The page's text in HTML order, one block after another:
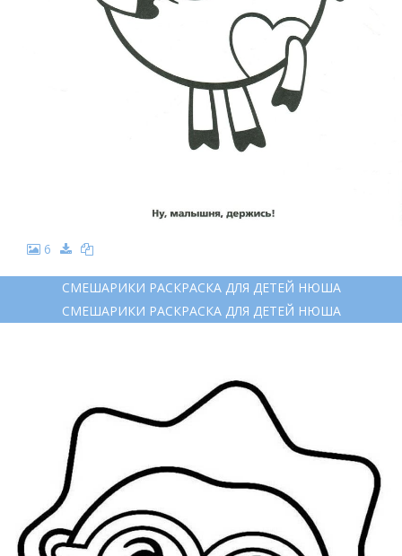
6
СМЕШАРИКИ РАСКРАСКА ДЛЯ ДЕТЕЙ НЮША
СМЕШАРИКИ РАСКРАСКА ДЛЯ ДЕТЕЙ НЮША